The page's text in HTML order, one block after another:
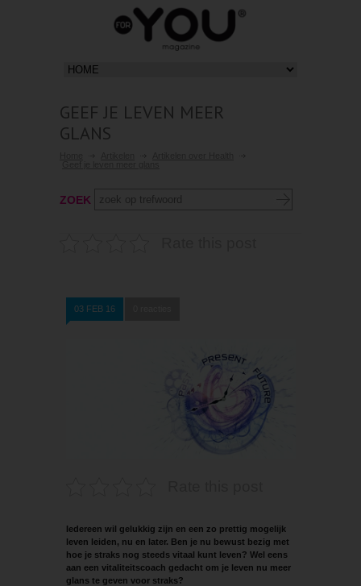
GEEF JE LEVEN MEER
GLANS
ZOEK
03 FEB 16
Iedereen wil gelukkig zijn en een zo prettig mogelijk
leven leiden, nu en later. Ben je nu bewust bezig met
hoe je straks nog steeds vitaal kunt leven? Wel eens
aan een vitaliteitscoach gedacht om je leven nu meer
glans te geven voor straks?